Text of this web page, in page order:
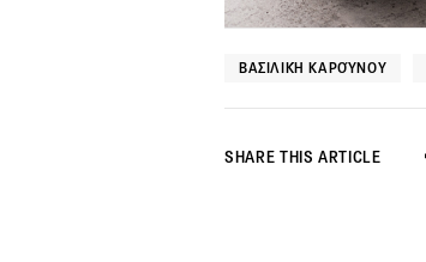
ΒΑΣΙΛΙΚΉ ΚΑΡΟΎΝΟΥ
SHARE THIS ARTICLE